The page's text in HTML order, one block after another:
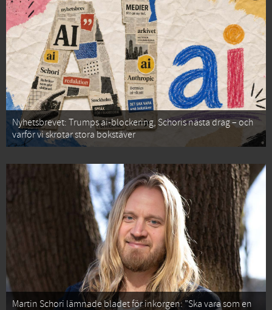
Nyhetsbrevet: Trumps ai-blockering, Schoris nästa drag – och
varför vi skrotar stora bokstäver
Martin Schori lämnade bladet för inkorgen: ”Ska vara som en